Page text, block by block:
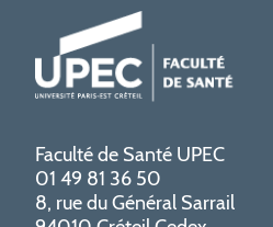
Faculté de Santé UPEC
01 49 81 36 50
8, rue du Général Sarrail